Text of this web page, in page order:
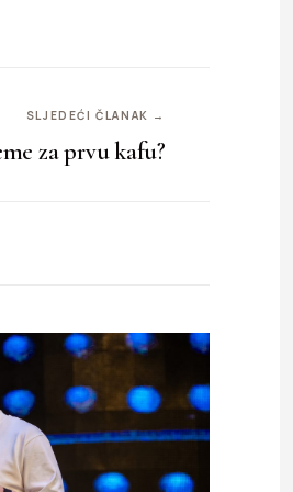
SLJEDEĆI ČLANAK →
za prvu kafu?